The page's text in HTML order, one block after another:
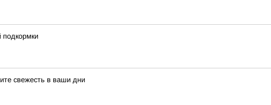
подкормки
свежесть в ваши дни